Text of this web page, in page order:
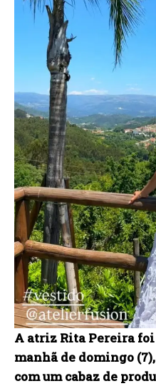
A atriz Rita Pereira
manhã de domingo
com um cabaz de